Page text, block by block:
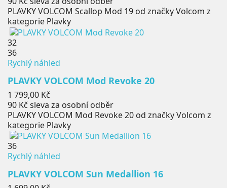
PLAVKY VOLCOM Scallop Mod 19 od značky Volcom z
kategorie Plavky
32
36
Rychlý náhled
PLAVKY VOLCOM Mod Revoke 20
Cena
1 799,00 Kč
90 Kč sleva za osobní odběr
PLAVKY VOLCOM Mod Revoke 20 od značky Volcom z
kategorie Plavky
36
Rychlý náhled
PLAVKY VOLCOM Sun Medallion 16